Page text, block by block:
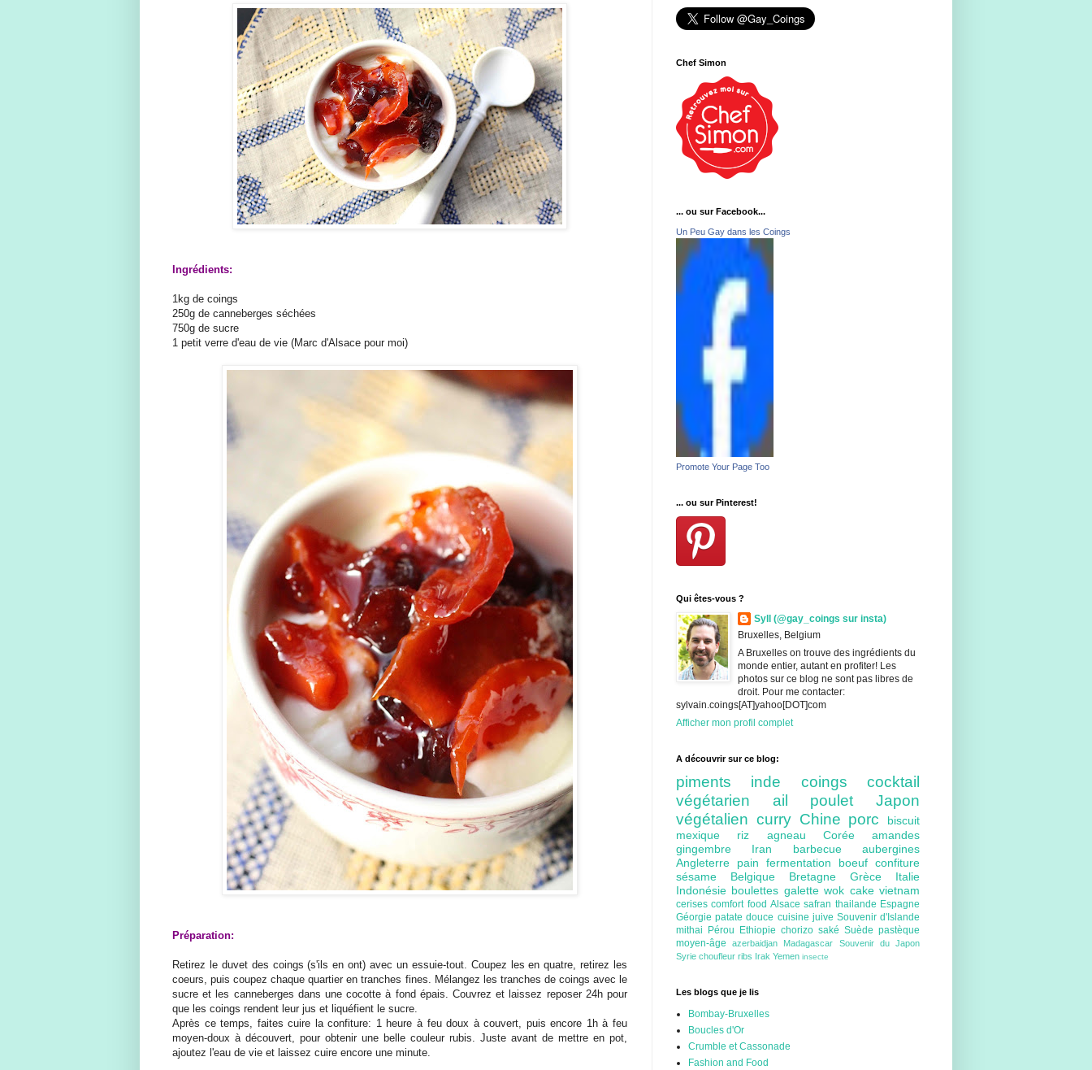
Ingrédients:
1kg de coings
250g de canneberges séchées
750g de sucre
1 petit verre d'eau de vie (Marc d'Alsace pour moi)
Préparation:
Retirez le duvet des coings (s'ils en ont) avec un essuie-tout. Coupez les en quatre, retirez les
coeurs, puis coupez chaque quartier en tranches fines. Mélangez les tranches de coings avec le
sucre et les canneberges dans une cocotte à fond épais. Couvrez et laissez reposer 24h pour
que les coings rendent leur jus et liquéfient le sucre.
Après ce temps, faites cuire la confiture: 1 heure à feu doux à couvert, puis encore 1h à feu
moyen-doux à découvert, pour obtenir une belle couleur rubis. Juste avant de mettre en pot,
ajoutez l'eau de vie et laissez cuire encore une minute.
Chef Simon
... ou sur Facebook...
Un Peu Gay dans les Coings
Promote Your Page Too
... ou sur Pinterest!
Qui êtes-vous ?
Syll (@gay_coings sur insta)
Bruxelles, Belgium
A Bruxelles on trouve des ingrédients du
monde entier, autant en profiter! Les
photos sur ce blog ne sont pas libres de
droit. Pour me contacter:
sylvain.coings[AT]yahoo[DOT]com
Afficher mon profil complet
A découvrir sur ce blog:
piments inde coingscocktail
végétarien ail pouletJapon
végétalien curry Chine porc
biscuit
mexique riz agneau Corée amandes
gingembre Iran barbecueaubergines
Angleterre pain fermentation boeuf confiture
sésame Belgique Bretagne Grèce Italie
Indonésie boulettes galettewok cakevietnam
cerisescomfort foodAlsacesafran thailande Espagne
Géorgiepatate douce cuisine juive Souvenir d'Islande
mithai
Pérou Ethiopie chorizo saké Suède pastèque
moyen-âgeazerbaidjan Madagascar Souvenir du Japon
Syrie choufleur ribs Irak Yemen insecte
Les blogs que je lis
Bombay-Bruxelles
Boucles d'Or
Crumble et Cassonade
Fashion and Food